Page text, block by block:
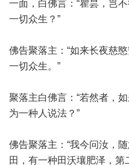
一面，白佛言：“瞿昙，岂
一切众生？”
佛告聚落主：“如来长夜慈
一切众生。”
聚落主白佛言：“若然者，
为一种人说法？”
佛告聚落主：“我今问汝，
田，有一种田沃壤肥泽，